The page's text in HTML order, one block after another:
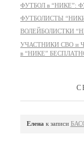
ФУТБОЛ в “НИКЕ”:
ФУТБОЛИСТЫ
ВОЛЕЙБОЛИСТКИ
УЧАСТНИКИ СВО и
в “НИКЕ”
Елена к записи